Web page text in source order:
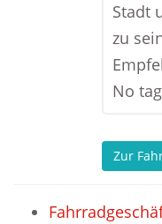
Stadt
zu
No
Zur